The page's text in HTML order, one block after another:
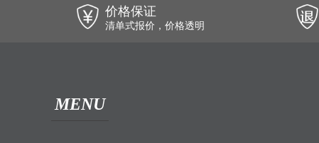
价格保证
清单式报价，价格透明
MENU